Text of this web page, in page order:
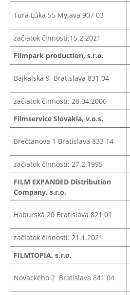
Turá Lúka 55 Myjava 907 03
začiatok činnosti:15.2.2021
Filmpark production, s.r.o.
Bajkalská 9 Bratislava 831 04
začiatok činnosti: 28.04.2006
Filmservice Slovakia, v.o.s.
Brečtanova 1 Bratislava 833 14
začiatok činnosti: 27.2.1995
FILM EXPANDED Distribution
Company, s.r.o.
Haburská 20 Bratislava 821 01
začiatok činnosti: 21.1.2021
FILMTOPIA, s.r.o.
Novackého 2 Bratislava 841 04